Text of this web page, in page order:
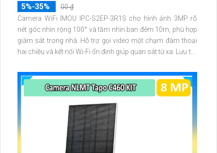
5%-35%
00 ₫
Camera WiFi IMOU IPC-S2EP-3R1S cho hình ảnh 3MP rõ
nét góc nhìn rộng 100° và tầm nhìn ban đêm 10m, phù hợp
giám sát trong nhà. Hỗ trợ gọi video một chạm đàm thoại
hai chiều và kết nối Wi-Fi ổn định giúp quan sát từ xa. Lưu trữ
dễ lắp đặt cho gia đình và văn phòng nhỏ.